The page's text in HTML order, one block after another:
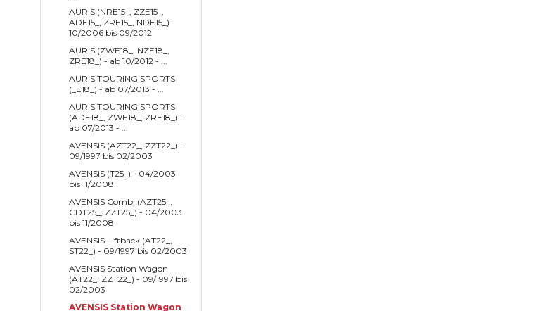
AURIS (NRE15_, ZZE15_,
ADE15_, ZRE15_, NDE15_) -
10/2006 bis 09/2012
AURIS (ZWE18_, NZE18_,
ZRE18_) - ab 10/2012 - ...
AURIS TOURING SPORTS
(_E18_) - ab 07/2013 - ...
AURIS TOURING SPORTS
(ADE18_, ZWE18_, ZRE18_) -
ab 07/2013 - ...
AVENSIS (AZT22_, ZZT22_) -
09/1997 bis 02/2003
AVENSIS (T25_) - 04/2003
bis 11/2008
AVENSIS Combi (AZT25_,
CDT25_, ZZT25_) - 04/2003
bis 11/2008
AVENSIS Liftback (AT22_,
ST22_) - 09/1997 bis 02/2003
AVENSIS Station Wagon
(AT22_, ZZT22_) - 09/1997 bis
02/2003
AVENSIS Station Wagon